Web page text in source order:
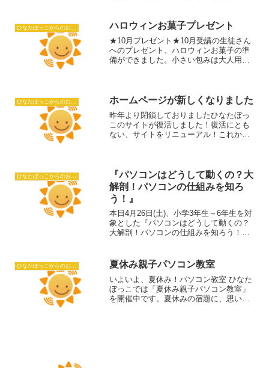
供されました。昨日までに教室に来られ
た生徒さんには、goo...
ハロウィンお菓子プレゼント
★10月プレゼント★10月受講の生徒さん
へのプレゼント、ハロウィンお菓子の準
備ができました。小さい包みは大人用、
ひなたぼっこからのおしらせ ホームページが新しくなりました
昨年より閉鎖しておりましたひなたぼっ
このサイトが復活しました！復活にとも
ない、サイトをリニューアル！これから
ひなたぼっこからのおしらせ
『パソコンはどうして動くの？大
解剖！パソコンの仕組みを知ろ
う！』
本日4月26日(土)、小学3年生～6年生を対
象とした『パソコンはどうして動くの？
大解剖！パソコンの仕組みを知ろう！』
ひなたぼっこからのおしらせ 夏休み親子パソコン教室
いよいよ、夏休み！パソコン教室 ひなた
ぼっこでは「夏休み親子パソコン教室」
を開催中です。夏休みの宿題に、思い出